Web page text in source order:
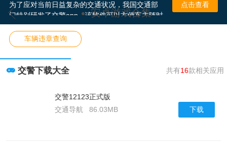
安卓游戏合集
为了应对当前日益复杂的交通状况，我国交通部
门特别研发了交警app。该软件可以方便车主随时
随地查询个人车辆的违章记录，一些交警app还允
许用户在线缴纳罚款、绑定非本人车辆、一键挪
车、下载办理进京证等功能。今天，小编为大家
整理了全国各地的官方交警app，有需要的用户快
来下载使用吧。
点击查看
车辆违章查询
交警下载大全 共有16款相关应用
交警12123正式版
交通导航
86.03MB 下载